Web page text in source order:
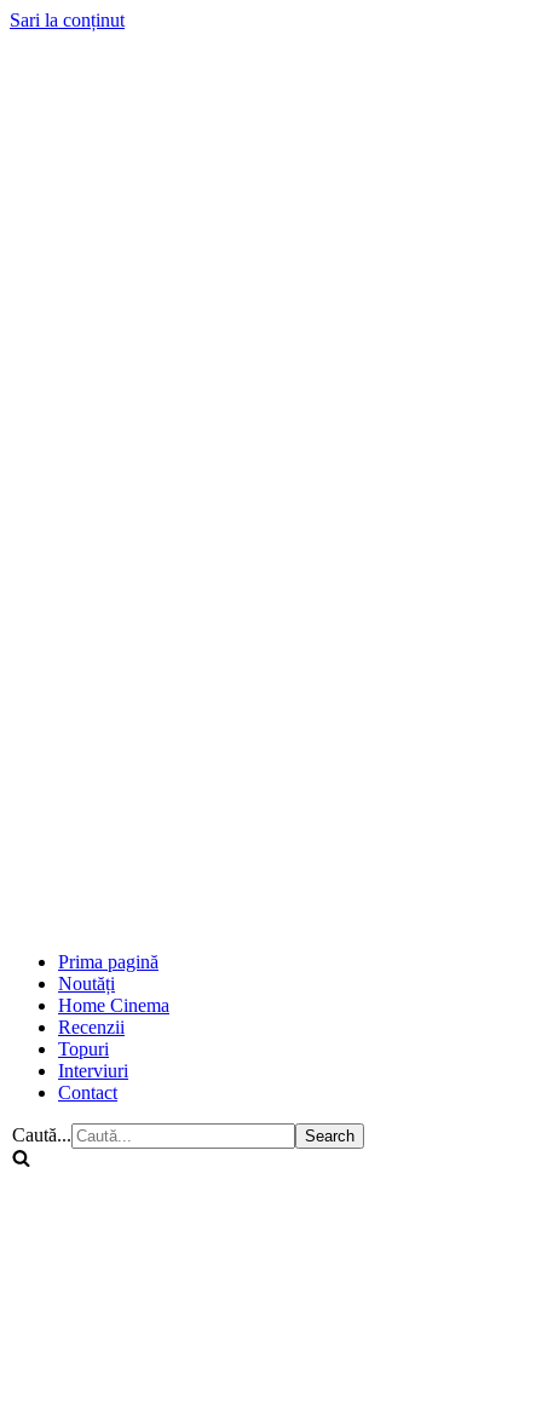
Sari la conținut
Prima pagină
Noutăți
Home Cinema
Recenzii
Topuri
Interviuri
Contact
Caută...